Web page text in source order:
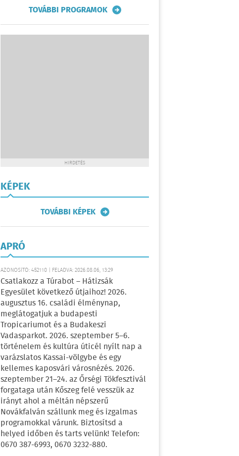
TOVÁBBI PROGRAMOK
HIRDETÉS
KÉPEK
TOVÁBBI KÉPEK
APRÓ
AZONOSÍTÓ: 452110 | FELADVA: 2026.08.06, 13:29
Csatlakozz a Túrabot – Hátizsák
Egyesület következő útjaihoz! 2026.
augusztus 16. családi élménynap,
meglátogatjuk a budapesti
Tropicariumot és a Budakeszi
Vadasparkot. 2026. szeptember 5–6.
történelem és kultúra úticél nyílt nap a
varázslatos Kassai-völgybe és egy
kellemes kaposvári városnézés. 2026.
szeptember 21–24. az Őrségi Tökfesztivál
forgataga után Kőszeg felé vesszük az
irányt ahol a méltán népszerű
Novákfalván szállunk meg és izgalmas
programokkal várunk. Biztosítsd a
helyed időben és tarts velünk! Telefon:
0670 387-6993, 0670 3232-880.